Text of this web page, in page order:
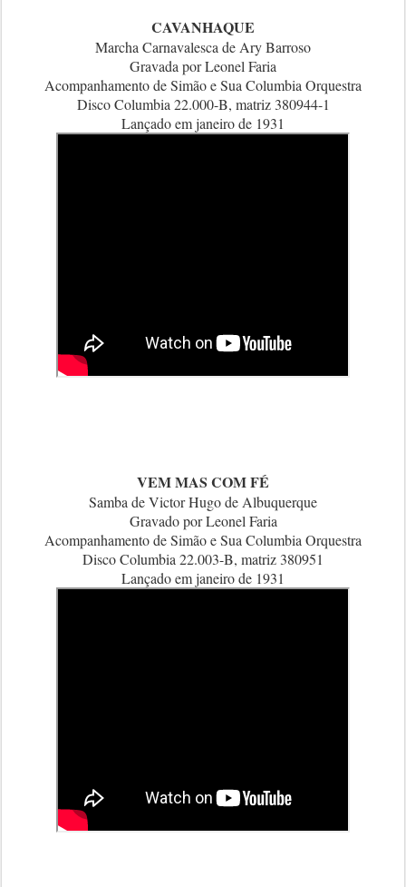
CAVANHAQUE
Marcha Carnavalesca de Ary Barroso
Gravada por Leonel Faria
Acompanhamento de Simão e Sua Columbia Orquestra
Disco Columbia 22.000-B, matriz 380944-1
Lançado em janeiro de 1931
VEM MAS COM FÉ
Samba de Victor Hugo de Albuquerque
Gravado por Leonel Faria
Acompanhamento de Simão e Sua Columbia Orquestra
Disco Columbia 22.003-B, matriz 380951
Lançado em janeiro de 1931